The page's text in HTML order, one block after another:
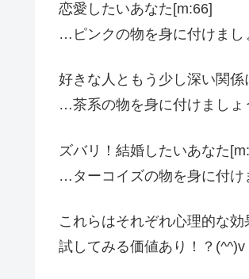
恋愛したいあなた[m:66]
…ピンクの物を身に付けまし
好きな人ともう少し深い関
…茶系の物を身に付けましょ
ズバリ！結婚したいあなた
…ターコイズの物を身に付け
これらはそれぞれ心理的な効
試してみる価値あり！？(^^)v